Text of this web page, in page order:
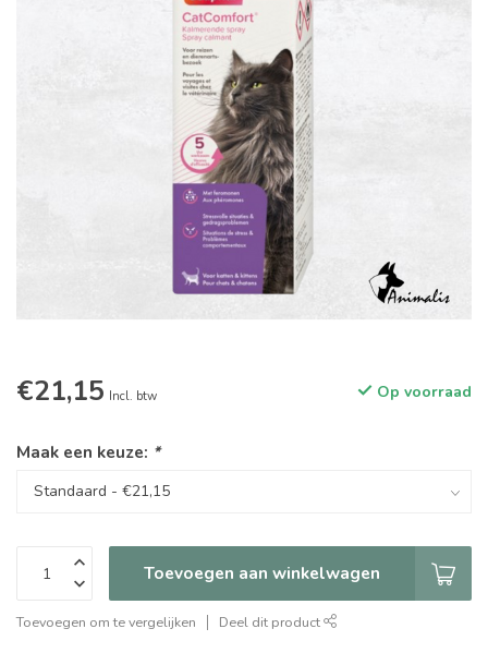
€21,15 Incl. btw Op voorraad
Maak een keuze: *
Toevoegen aan winkelwagen
Toevoegen om te vergelijken Deel dit product